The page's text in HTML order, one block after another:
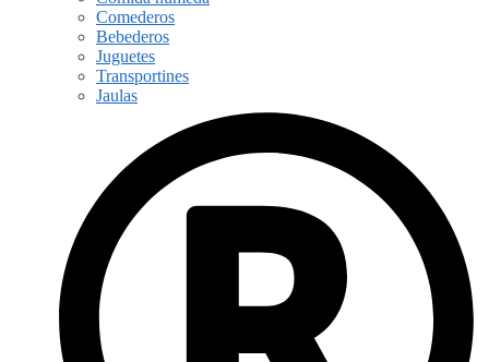
Comederos
Bebederos
Juguetes
Transportines
Jaulas